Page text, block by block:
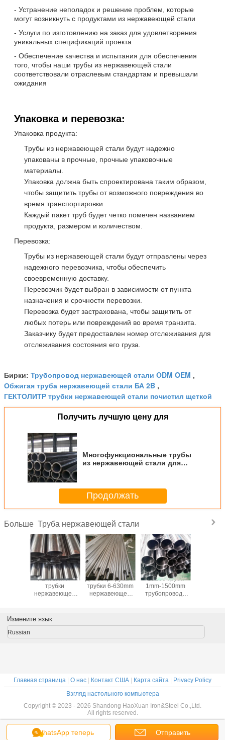
- Устранение неполадок и решение проблем, которые
могут возникнуть с продуктами из нержавеющей стали
- Услуги по изготовлению на заказ для удовлетворения
уникальных спецификаций проекта
- Обеспечение качества и испытания для обеспечения
того, чтобы наши трубы из нержавеющей стали
соответствовали отраслевым стандартам и превышали
ожидания
Упаковка и перевозка:
Упаковка продукта:
Трубы из нержавеющей стали будут надежно
упакованы в прочные, прочные упаковочные
материалы.
Упаковка должна быть спроектирована таким образом,
чтобы защитить трубы от возможного повреждения во
время транспортировки.
Каждый пакет труб будет четко помечен названием
продукта, размером и количеством.
Перевозка:
Трубы из нержавеющей стали будут отправлены через
надежного перевозчика, чтобы обеспечить
своевременную доставку.
Перевозчик будет выбран в зависимости от пункта
назначения и срочности перевозки.
Перевозка будет застрахована, чтобы защитить от
любых потерь или повреждений во время транзита.
Заказчику будет предоставлен номер отслеживания для
отслеживания состояния его груза.
Бирки: Трубопровод нержавеющей стали ODM OEM ,
Обжигая труба нержавеющей стали БА 2B ,
ГЕКТОЛИТР трубки нержавеющей стали почистил щеткой
Получить лучшую цену для
Многофункциональные трубы
из нержавеющей стали для
Продолжать
Больше Труба нержавеющей стали
ГЕКТОЛИТР
трубки
нержавеющей
почистил ASTM
щеткой A312
Диаметр трубы и
трубки 6-630mm
нержавеющей
SS200 труба
1mm-1500mm
трубопровода
сваренная
стали 2,5
WhatsApp теперь Отправить
Измените язык
Russian
Главная страница | О нас | Контакт США | Карта сайта | Privacy Policy
Взгляд настольного компьютера
Copyright © 2023 - 2026 Shandong HaoXuan Iron&Steel Co.,Ltd.
All rights reserved.